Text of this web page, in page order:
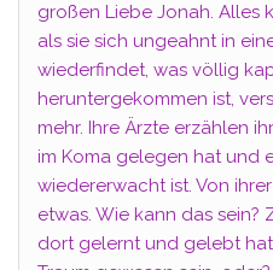
großen Liebe Jonah. Alles
als sie sich ungeahnt in
wiederfindet, was völlig
heruntergekommen ist,
mehr. Ihre Ärzte erzählen
im Koma gelegen hat und
wiedererwacht ist. Von
etwas. Wie kann das sein?
dort gelernt und gelebt